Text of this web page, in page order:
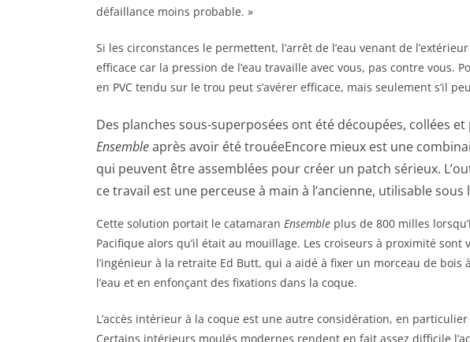
défaillance moins probable. »
Si les circonstances le permettent, l’arrêt de l’eau venant de
efficace car la pression de l’eau travaille avec vous, pas contre vous.
en PVC tendu sur le trou peut s’avérer efficace, mais seulement s’il
Des planches sous-superposées ont été découpées, collées
Ensembleaprès avoir été trouéeEncore mieux est une
qui peuvent être assemblées pour créer un patch sérieux.
ce travail est une perceuse à main à l’ancienne, utilisable sous
Cette solution portait le catamaran Ensemble plus de 800 milles
Pacifique alors qu’il était au mouillage. Les croiseurs à proximité sont
l’ingénieur à la retraite Ed Butt, qui a aidé à fixer un morceau de bois
l’eau et en enfonçant des fixations dans la coque.
L’accès intérieur à la coque est une autre considération, en particulier
Certains intérieurs moulés modernes rendent en fait assez difficile